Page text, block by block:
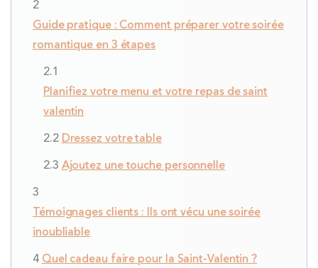
Guide pratique : Comment préparer votre soirée
romantique en 3 étapes
Planifiez votre menu et votre repas de saint
valentin
Dressez votre table
Ajoutez une touche personnelle
Témoignages clients : Ils ont vécu une soirée
inoubliable
Quel cadeau faire pour la Saint-Valentin ?